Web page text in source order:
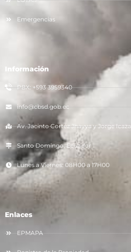
Emergencias
Información
PBX: +593 3959340
info@cbsd.gob.ec
Av. Jacinto Cortéz Jhayya y Jorge Icaza
Santo Domingo, Ecuador
Lunes a Viernes: 08H00 a 17H00
Enlaces
EPMAPA